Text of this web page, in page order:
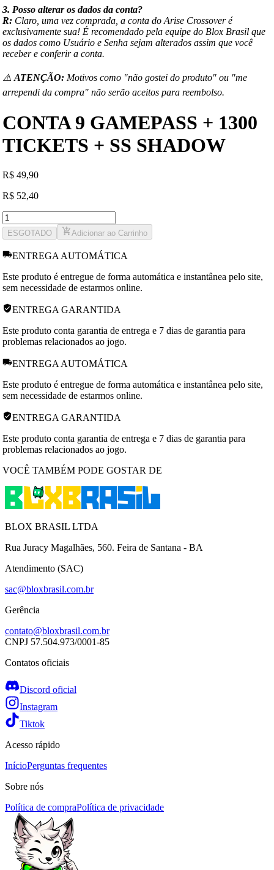
3. Posso alterar os dados da conta?
R: Claro, uma vez comprada, a conta do Arise Crossover é
exclusivamente sua! É recomendado pela equipe do Blox Brasil que
os dados como Usuário e Senha sejam alterados assim que você
receber e conferir a conta.
⚠️ ATENÇÃO: Motivos como "não gostei do produto" ou "me
arrependi da compra" não serão aceitos para reembolso.
CONTA 9 GAMEPASS + 1300
TICKETS + SS SHADOW
R$ 49,90
R$ 52,40
ESGOTADO Adicionar ao Carrinho
ENTREGA AUTOMÁTICA
Este produto é entregue de forma automática e instantânea pelo site,
sem necessidade de estarmos online.
ENTREGA GARANTIDA
Este produto conta garantia de entrega e 7 dias de garantia para
problemas relacionados ao jogo.
ENTREGA AUTOMÁTICA
Este produto é entregue de forma automática e instantânea pelo site,
sem necessidade de estarmos online.
ENTREGA GARANTIDA
Este produto conta garantia de entrega e 7 dias de garantia para
problemas relacionados ao jogo.
VOCÊ TAMBÉM PODE GOSTAR DE
BLOX BRASIL LTDA
Rua Juracy Magalhães, 560. Feira de Santana - BA
Atendimento (SAC)
sac@bloxbrasil.com.br
Gerência
contato@bloxbrasil.com.br
CNPJ 57.504.973/0001-85
Contatos oficiais
Discord oficial
Instagram
Tiktok
Acesso rápido
InícioPerguntas frequentes
Sobre nós
Política de compraPolítica de privacidade